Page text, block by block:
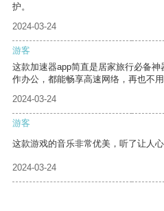
护。
2024-03-24
游客
这款加速器app简直是居家旅行必备
作办公，都能畅享高速网络，再也不用
2024-03-24
游客
这款游戏的音乐非常优美，听了让人心
2024-03-24